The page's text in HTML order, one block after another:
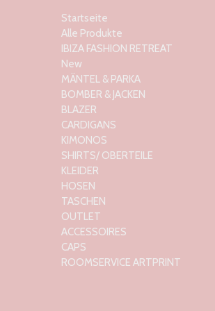
Startseite
Alle Produkte
IBIZA FASHION RETREAT
New
MÄNTEL & PARKA
BOMBER & JACKEN
BLAZER
CARDIGANS
KIMONOS
SHIRTS/ OBERTEILE
KLEIDER
HOSEN
TASCHEN
OUTLET
ACCESSOIRES
CAPS
ROOMSERVICE ARTPRINT